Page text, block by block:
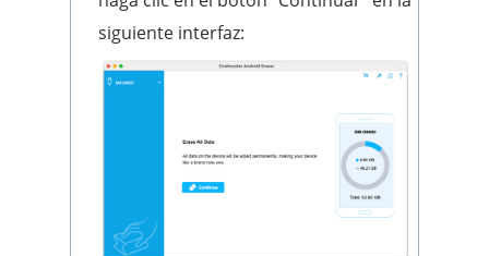
siguiente interfaz: